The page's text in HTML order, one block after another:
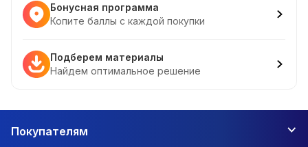
Бонусная программа
Копите баллы с каждой покупки
Подберем материалы
Найдем оптимальное решение
Покупателям